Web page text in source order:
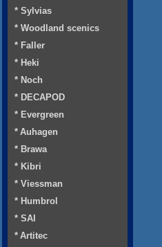
* Sylvias
* Woodland scenics
* Faller
* Heki
* Noch
* DECAPOD
* Evergreen
* Auhagen
* Brawa
* Kibri
* Viessman
* Humbrol
* SAI
* Artitec